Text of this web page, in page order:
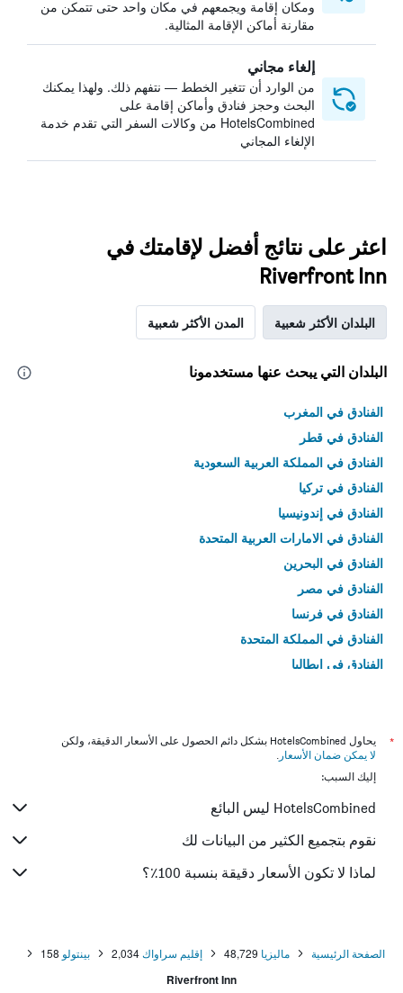
ومكان إقامة ويجمعهم في مكان واحد حتى تتمكن من
مقارنة أماكن الإقامة المثالية.
إلغاء مجاني
من الوارد أن تتغير الخطط — نتفهم ذلك. ولهذا يمكنك
البحث وحجز فنادق وأماكن إقامة على
HotelsCombined من وكالات السفر التي تقدم خدمة
الإلغاء المجاني
اعثر على نتائج أفضل لإقامتك في
Riverfront Inn
البلدان الأكثر شعبية المدن الأكثر شعبية
البلدان التي يبحث عنها مستخدمونا
الفنادق في المغرب
الفنادق في قطر
الفنادق في المملكة العربية السعودية
الفنادق في تركيا
الفنادق في إندونيسيا
الفنادق في الامارات العربية المتحدة
الفنادق في البحرين
الفنادق في مصر
الفنادق في فرنسا
الفنادق في المملكة المتحدة
الفنادق في إيطاليا
*
يحاول HotelsCombined بشكل دائم الحصول على الأسعار الدقيقة، ولكن
لا يمكن ضمان الأسعار .
إليك السبب:
HotelsCombined ليس البائع
نقوم بتجميع الكثير من البيانات لك
لماذا لا تكون الأسعار دقيقة بنسبة 100٪؟
الصفحة الرئيسية ماليزيا 48,729 إقليم سراواك 2,034 بينتولو 158
Riverfront Inn